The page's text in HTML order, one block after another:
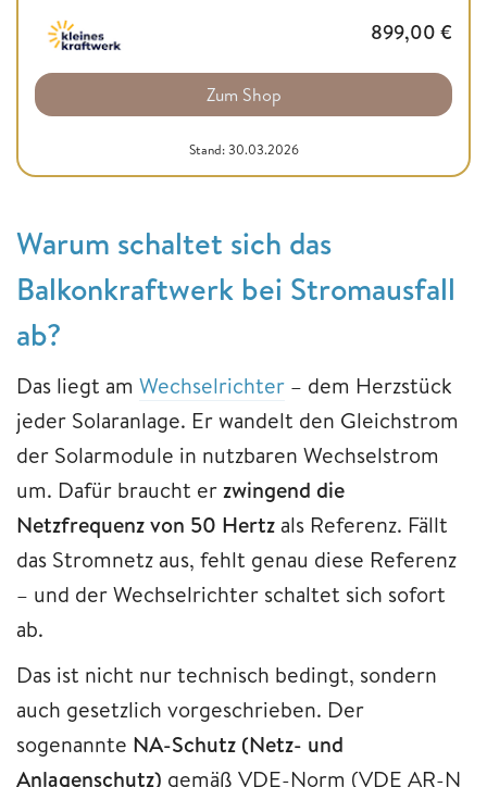
899,00 €
Zum Shop
Stand: 30.03.2026
Warum schaltet sich das
Balkonkraftwerk bei Stromausfall
ab?
Das liegt am Wechselrichter – dem Herzstück
jeder Solaranlage. Er wandelt den Gleichstrom
der Solarmodule in nutzbaren Wechselstrom
um. Dafür braucht erzwingend die
Netzfrequenz von 50 Hertz als Referenz. Fällt
das Stromnetz aus, fehlt genau diese Referenz
– und der Wechselrichter schaltet sich sofort
ab.
Das ist nicht nur technisch bedingt, sondern
auch gesetzlich vorgeschrieben. Der
sogenannte NA-Schutz (Netz- und
Anlagenschutz) gemäß VDE-Norm (VDE AR-N